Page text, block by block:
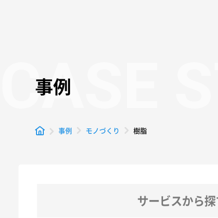
CASE
事例
事例 モノづくり 樹脂
サービスから